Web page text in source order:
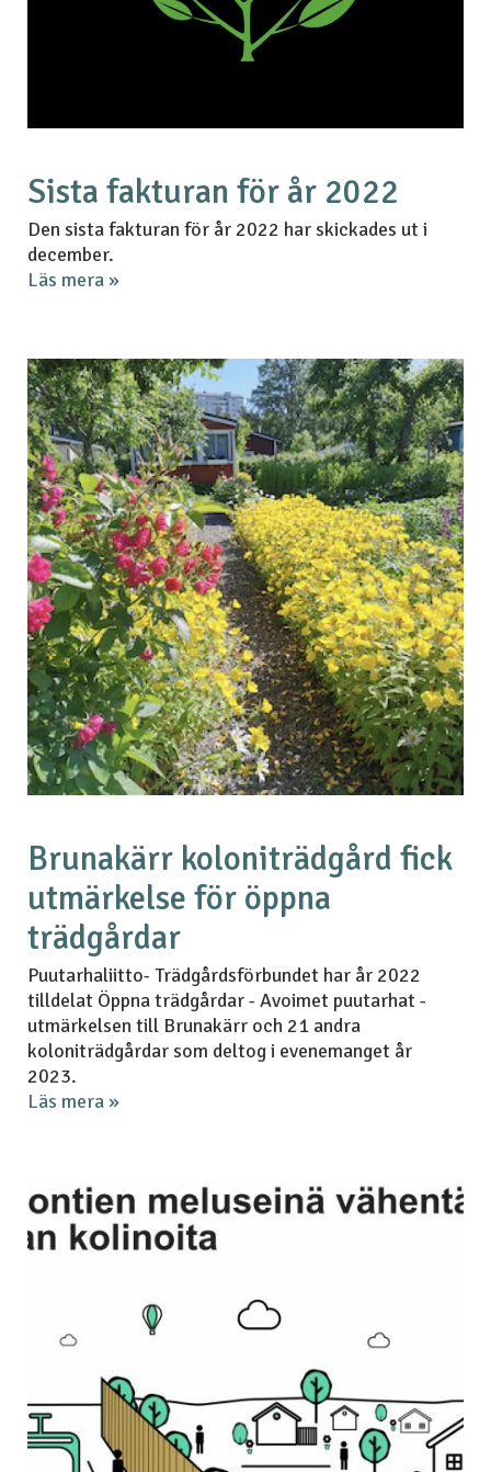
Sista fakturan för år 2022
Den sista fakturan för år 2022 har skickades ut i
december.
Läs mera »
Brunakärr koloniträdgård fick
utmärkelse för öppna
trädgårdar
Puutarhaliitto- Trädgårdsförbundet har år 2022
tilldelat Öppna trädgårdar - Avoimet puutarhat -
utmärkelsen till Brunakärr och 21 andra
koloniträdgårdar som deltog i evenemanget år
2023.
Läs mera »